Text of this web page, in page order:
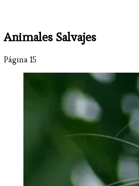
Animales Salvajes
Página 15